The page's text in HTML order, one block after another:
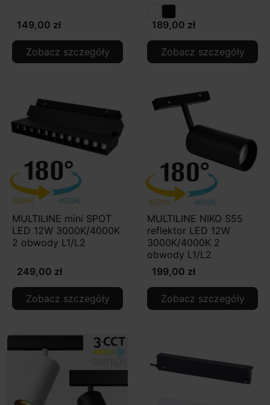
149,00 zł
Zobacz szczegóły
189,00 zł
Zobacz szczegóły
MULTILINE mini SPOT
LED 12W 3000K/4000K
2 obwody L1/L2
249,00 zł
Zobacz szczegóły
MULTILINE NIKO S55
reflektor LED 12W
3000K/4000K 2
obwody L1/L2
199,00 zł
Zobacz szczegóły